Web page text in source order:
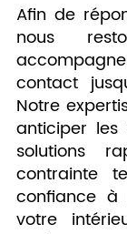
Afin de
nous
contact
Notre
anticiper
solutions
contrainte
confiance à
votre